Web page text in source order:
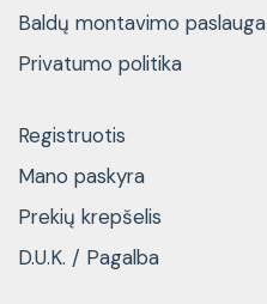
Baldų montavimo paslauga
Privatumo politika
Registruotis
Mano paskyra
Prekių krepšelis
D.U.K. / Pagalba